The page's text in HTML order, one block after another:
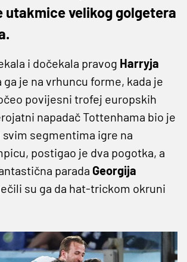
velikog golgetera
i dočekala pravog Harryja
ga je na vrhuncu forme, kada je
povijesni trofej europskih
napadač Tottenhama bio je
segmentima igre na
postigao je dva pogotka, a
parada Georgija
su ga da hat-trickom okruni